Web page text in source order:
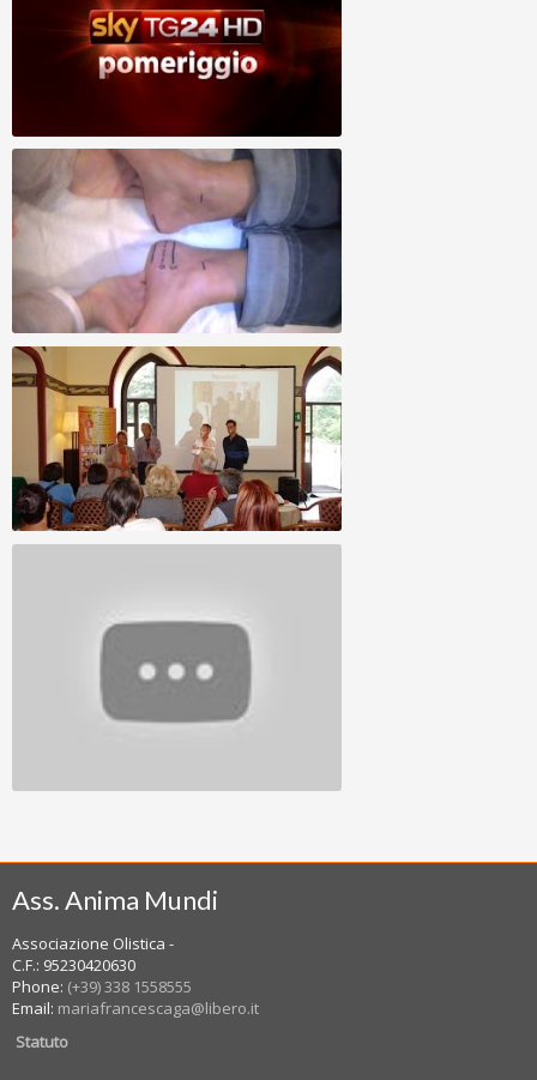
Guarigioni Spirituali, Allineamento Divino,
Allineamento Vertebrale - caso speciale
"protesi"
Riallineamento Spirituale - Conferenza e
Ass. Anima Mundi
Associazione Olistica -
C.F.: 95230420630
Phone: (+39) 338 1558555
Email: mariafrancescaga@libero.it
Statuto